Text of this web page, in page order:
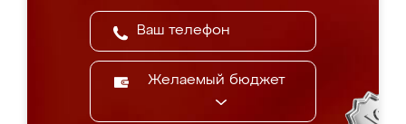
Желаемый бюджет